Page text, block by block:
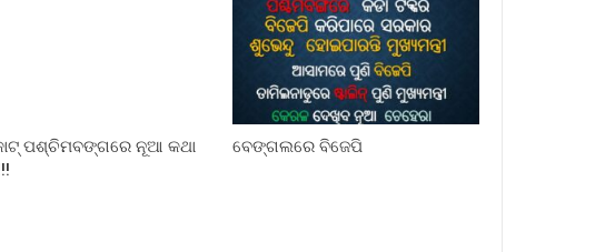
ପଶ୍ଚିମବଙ୍ଗରେ ନୂଆ କଥା
ବେଙ୍ଗଲରେ ବିଜେପି